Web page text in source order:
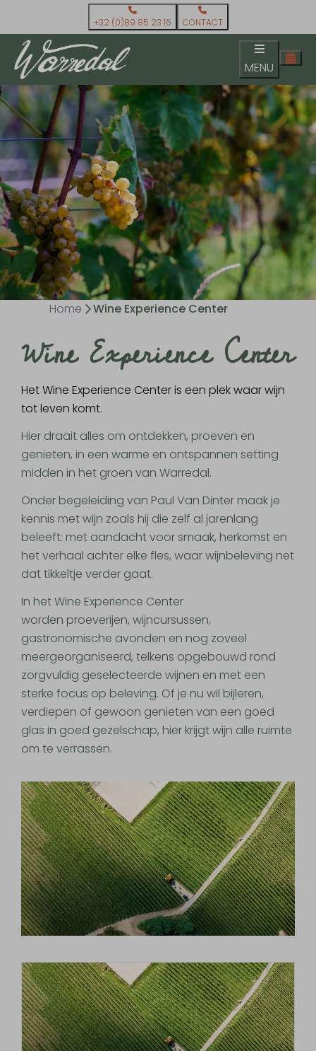
+32 (0)89 85 23 16 CONTACT
MENU
Home Wine Experience Center
Wine Experience Center
Het Wine Experience Center is een plek waar wijn
tot leven komt.
Hier draait alles om ontdekken, proeven en
genieten, in een warme en ontspannen setting
midden in het groen van Warredal.
Onder begeleiding van Paul Van Dinter maak je
kennis met wijn zoals hij die zelf al jarenlang
beleeft: met aandacht voor smaak, herkomst en
het verhaal achter elke fles, waar wijnbeleving net
dat tikkeltje verder gaat.
In het Wine Experience Center
worden proeverijen, wijncursussen,
gastronomische avonden en nog zoveel
meergeorganiseerd, telkens opgebouwd rond
zorgvuldig geselecteerde wijnen en met een
sterke focus op beleving. Of je nu wil bijleren,
verdiepen of gewoon genieten van een goed
glas in goed gezelschap, hier krijgt wijn alle ruimte
om te verrassen.